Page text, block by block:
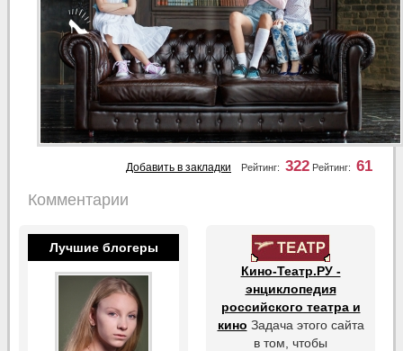
Рейтинг: 61
Рейтинг: 322
Добавить в закладки
Комментарии
Лучшие блогеры
Кино-Театр.РУ -
энциклопедия
российского театра и
кино Задача этого сайта
в том, чтобы